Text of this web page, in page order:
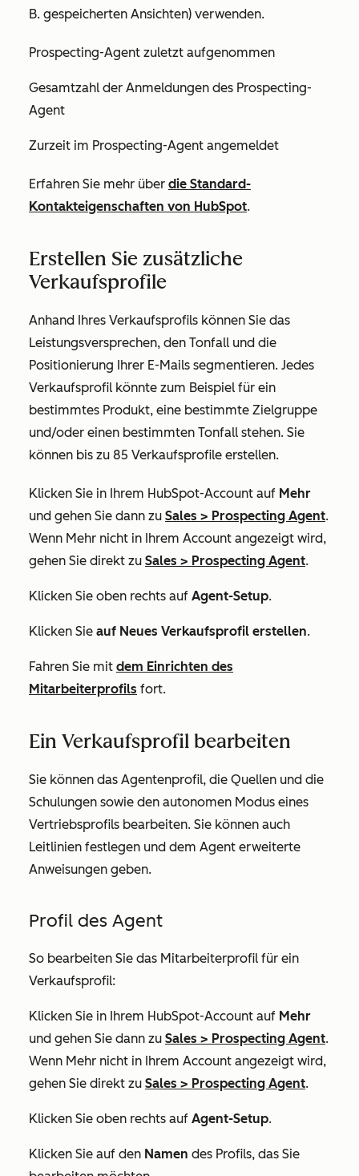
B. gespeicherten Ansichten) verwenden.
Prospecting-Agent zuletzt aufgenommen
Gesamtzahl der Anmeldungen des Prospecting-
Agent
Zurzeit im Prospecting-Agent angemeldet
Erfahren Sie mehr über die Standard-
Kontakteigenschaften von HubSpot.
Erstellen Sie zusätzliche
Verkaufsprofile
Anhand Ihres Verkaufsprofils können Sie das
Leistungsversprechen, den Tonfall und die
Positionierung Ihrer E-Mails segmentieren. Jedes
Verkaufsprofil könnte zum Beispiel für ein
bestimmtes Produkt, eine bestimmte Zielgruppe
und/oder einen bestimmten Tonfall stehen. Sie
können bis zu 85 Verkaufsprofile erstellen.
Klicken Sie in Ihrem HubSpot-Account auf Mehr
und gehen Sie dann zu Sales > Prospecting Agent.
Wenn Mehr nicht in Ihrem Account angezeigt wird,
gehen Sie direkt zu Sales > Prospecting Agent.
Klicken Sie oben rechts auf Agent-Setup.
Klicken Sie auf Neues Verkaufsprofil erstellen.
Fahren Sie mit dem Einrichten des
Mitarbeiterprofils fort.
Ein Verkaufsprofil bearbeiten
Sie können das Agentenprofil, die Quellen und die
Schulungen sowie den autonomen Modus eines
Vertriebsprofils bearbeiten. Sie können auch
Leitlinien festlegen und dem Agent erweiterte
Anweisungen geben.
Profil des Agent
So bearbeiten Sie das Mitarbeiterprofil für ein
Verkaufsprofil:
Klicken Sie in Ihrem HubSpot-Account auf Mehr
und gehen Sie dann zu Sales > Prospecting Agent.
Wenn Mehr nicht in Ihrem Account angezeigt wird,
gehen Sie direkt zu Sales > Prospecting Agent.
Klicken Sie oben rechts auf Agent-Setup.
Klicken Sie auf den Namen des Profils, das Sie